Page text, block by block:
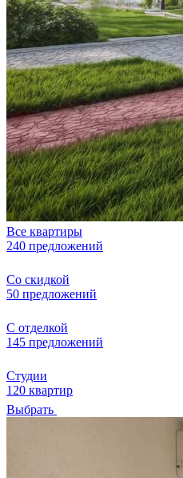
Все квартиры
240 предложений
Со скидкой
50 предложений
С отделкой
145 предложений
Студии
120 квартир
Выбрать